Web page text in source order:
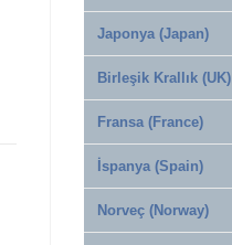
Japonya (Japan)
Birleşik Krallık (UK)
Fransa (France)
İspanya (Spain)
Norveç (Norway)